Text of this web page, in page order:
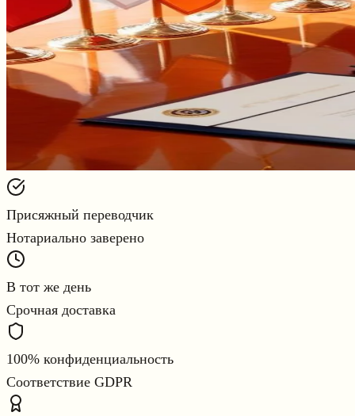
Присяжный переводчик
Нотариально заверено
В тот же день
Срочная доставка
100% конфиденциальность
Соответствие GDPR